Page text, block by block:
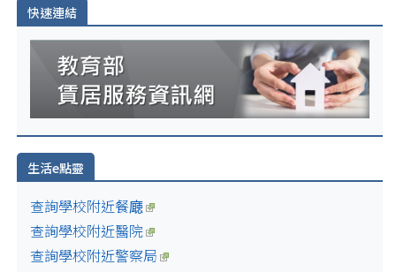
快速連結
生活e點靈
查詢學校附近餐廰
查詢學校附近醫院
查詢學校附近警察局